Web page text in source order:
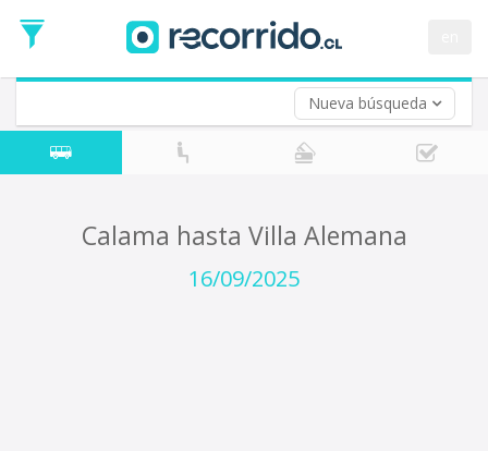
Nueva búsqueda
de
Ida
Vuelta (opcional)
Fecha
de
Calama hasta Villa Alemana
16/09/2025